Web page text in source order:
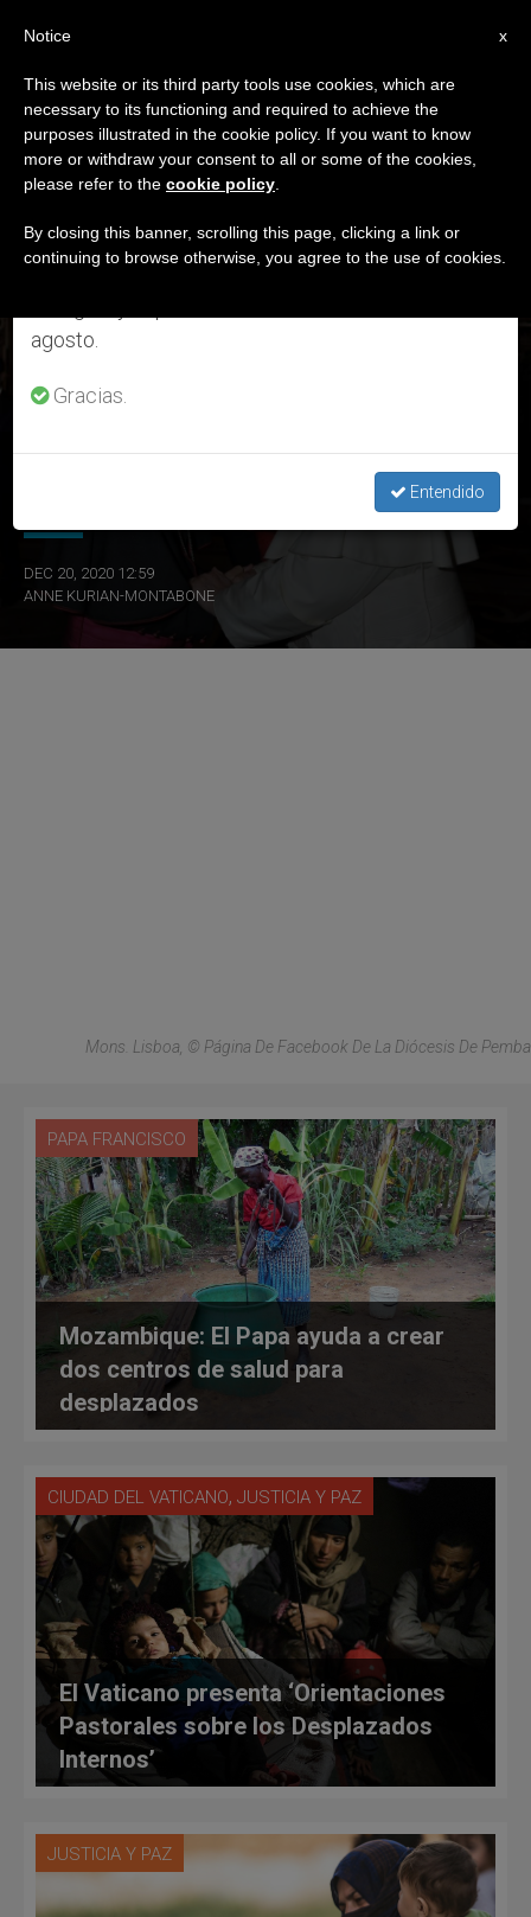
ETIQUETA
Posts Tagged
‘desplazados’
ÚLTIMAS NOTICIAS
DEC 20, 2020 12:59
ANNE KURIAN-MONTABONE
Mons. Lisboa, © Página De Facebook De La Diócesis De Pemba
PAPA FRANCISCO
Mozambique: El Papa ayuda a crear
dos centros de salud para
desplazados
CIUDAD DEL VATICANO, JUSTICIA Y PAZ
El Vaticano presenta ‘Orientaciones
Pastorales sobre los Desplazados
Internos’
JUSTICIA Y PAZ
×
Aviso importante
Del 27 de julio al 7 de agosto haremos la pausa
anual, aprovechando que en el periodo de verano
se generan menos informaciones y también el
agosto.
Gracias.
Entendido
x
Notice
This website or its third party tools use cookies, which are
necessary to its functioning and required to achieve the
purposes illustrated in the cookie policy. If you want to know
more or withdraw your consent to all or some of the cookies,
please refer to the cookie policy
By closing this banner, scrolling this page, clicking a link or
continuing to browse otherwise, you agree to the use of cookies.